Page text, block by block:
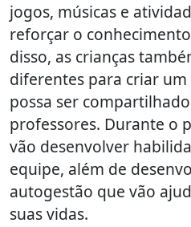
jogos, músicas e
reforçar o
disso, as crianças
diferentes para criar
possa ser
professores. Durante o
vão desenvolver
equipe, além de
autogestão que vão
suas vidas.